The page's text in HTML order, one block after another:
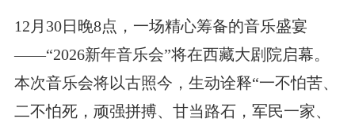
12月30日晚8点，一场精心筹备的音乐盛宴
——“2026新年音乐会”将在西藏大剧院启幕。
本次音乐会将以古照今，生动诠释“一不怕苦、
二不怕死，顽强拼搏、甘当路石，军民一家、